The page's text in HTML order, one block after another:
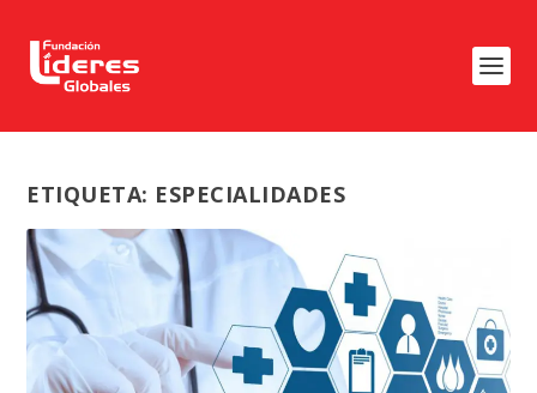
ETIQUETA: ESPECIALIDADES